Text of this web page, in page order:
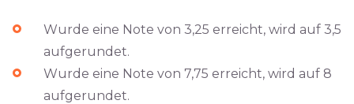
Wurde eine Note von 3,25 erreicht, wird auf 3,5
aufgerundet.
Wurde eine Note von 7,75 erreicht, wird auf 8
aufgerundet.